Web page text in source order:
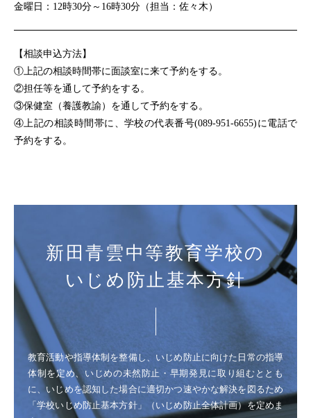
金曜日：12時30分～16時30分（担当：佐々木）
【相談申込方法】
①上記の相談時間帯に面談室に来て予約をする。
②担任等を通して予約をする。
③保健室（養護教諭）を通して予約をする。
④上記の相談時間帯に、学校の代表番号(089-951-6655)に電話で
予約をする。
新田青雲中等教育学校の
いじめ防止基本方針
教育活動や指導体制を整備し、いじめ防止に向けた日常の指導
体制を定め、いじめの未然防止・早期発見に取り組むととも
に、いじめを認知した場合に適切かつ速やかな解決を図るため
「学校いじめ防止基本方針」（いじめ防止全体計画）を定めま